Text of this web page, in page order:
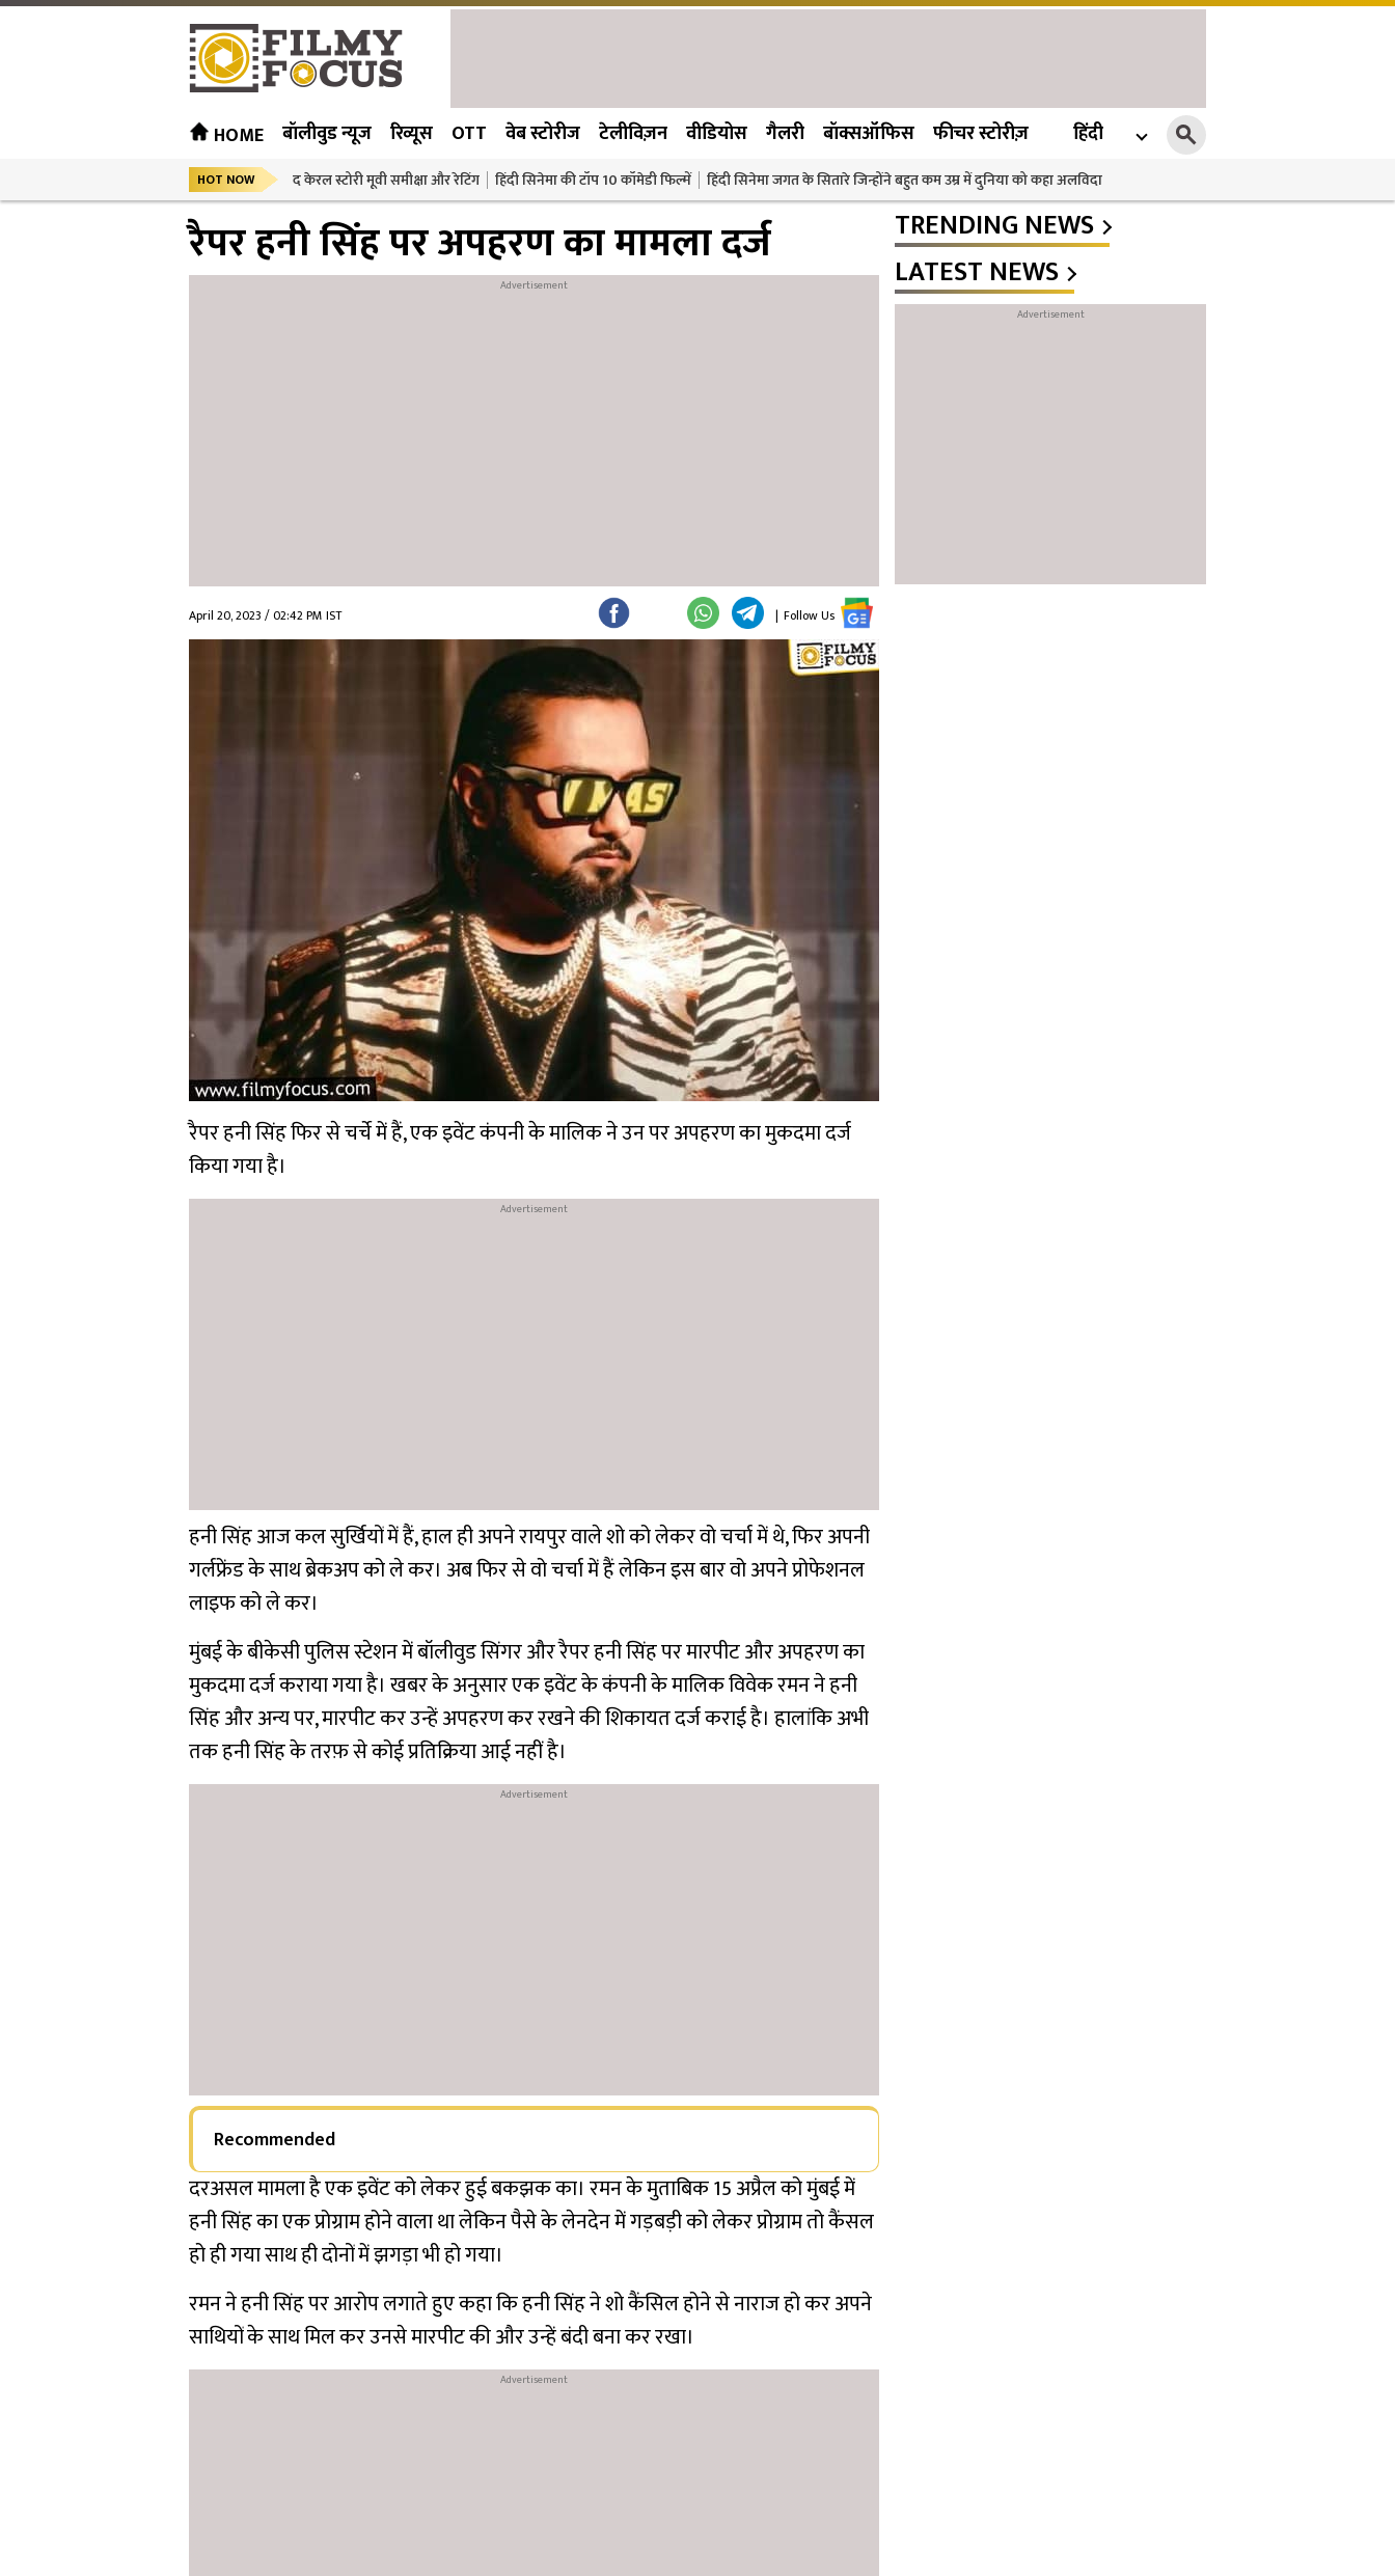
HOME बॉलीवुड न्यूज रिव्यूस OTT वेब स्टोरीज टेलीविज़न वीडियोस गैलरी बॉक्सऑफिस फीचर स्टोरीज़ हिंदी
HOT NOW द केरल स्टोरी मूवी समीक्षा और रेटिंग हिंदी सिनेमा की टॉप 10 कॉमेडी फिल्में हिंदी सिनेमा जगत के सितारे जिन्होंने बहुत कम उम्र में दुनिया को कहा अलविदा
रैपर हनी सिंह पर अपहरण का मामला दर्ज
April 20, 2023 / 02:42 PM IST | Follow Us
रैपर हनी सिंह फिर से चर्चे में हैं, एक इवेंट कंपनी के मालिक ने उन पर अपहरण का मुकदमा दर्ज
किया गया है।
हनी सिंह आज कल सुर्खियों में हैं, हाल ही अपने रायपुर वाले शो को लेकर वो चर्चा में थे, फिर अपनी
गर्लफ्रेंड के साथ ब्रेकअप को ले कर। अब फिर से वो चर्चा में हैं लेकिन इस बार वो अपने प्रोफेशनल
लाइफ को ले कर।
मुंबई के बीकेसी पुलिस स्टेशन में बॉलीवुड सिंगर और रैपर हनी सिंह पर मारपीट और अपहरण का
मुकदमा दर्ज कराया गया है। खबर के अनुसार एक इवेंट के कंपनी के मालिक विवेक रमन ने हनी
सिंह और अन्य पर, मारपीट कर उन्हें अपहरण कर रखने की शिकायत दर्ज कराई है। हालांकि अभी
तक हनी सिंह के तरफ़ से कोई प्रतिक्रिया आई नहीं है।
Recommended
दरअसल मामला है एक इवेंट को लेकर हुई बकझक का। रमन के मुताबिक 15 अप्रैल को मुंबई में
हनी सिंह का एक प्रोग्राम होने वाला था लेकिन पैसे के लेनदेन में गड़बड़ी को लेकर प्रोग्राम तो कैंसल
हो ही गया साथ ही दोनों में झगड़ा भी हो गया।
रमन ने हनी सिंह पर आरोप लगाते हुए कहा कि हनी सिंह ने शो कैंसिल होने से नाराज हो कर अपने
साथियों के साथ मिल कर उनसे मारपीट की और उन्हें बंदी बना कर रखा।
TRENDING NEWS
LATEST NEWS